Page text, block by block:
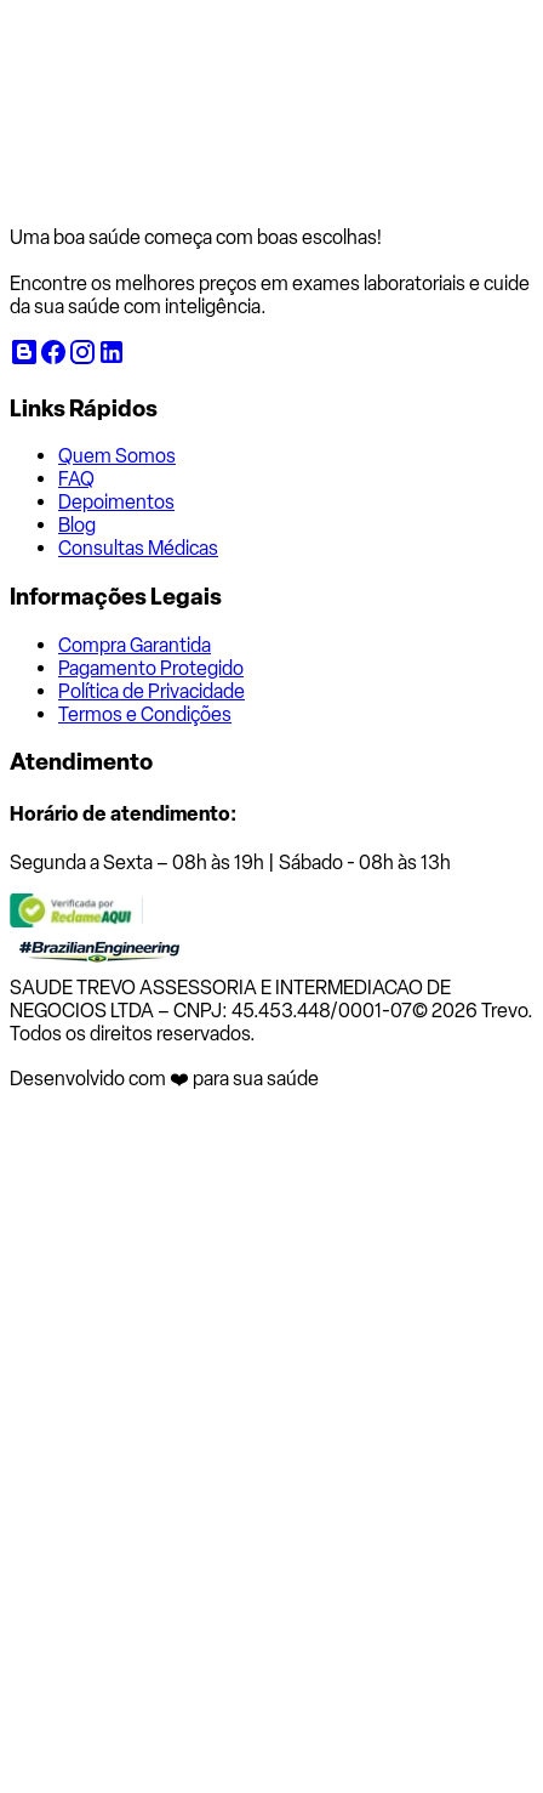
Uma boa saúde começa com boas escolhas!
Encontre os melhores preços em exames laboratoriais e cuide
da sua saúde com inteligência.
Links Rápidos
Quem Somos
FAQ
Depoimentos
Blog
Consultas Médicas
Informações Legais
Compra Garantida
Pagamento Protegido
Política de Privacidade
Termos e Condições
Atendimento
Horário de atendimento:
Segunda a Sexta – 08h às 19h | Sábado - 08h às 13h
SAUDE TREVO ASSESSORIA E INTERMEDIACAO DE
NEGOCIOS LTDA – CNPJ: 45.453.448/0001-07© 2026 Trevo.
Todos os direitos reservados.
Desenvolvido com ❤️ para sua saúde